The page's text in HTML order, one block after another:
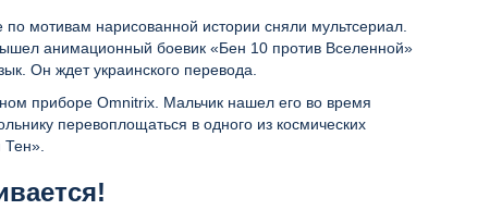
мотивам нарисованной истории сняли мультсериал.
анимационный боевик «Бен 10 против Вселенной»
Он ждет украинского перевода.
приборе Omnitrix. Мальчик нашел его во время
перевоплощаться в одного из космических
Тен».